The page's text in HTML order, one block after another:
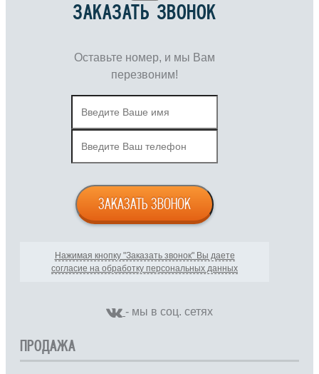
ЗАКАЗАТЬ ЗВОНОК
Оставьте номер, и мы Вам
перезвоним!
ЗАКАЗАТЬ ЗВОНОК
Нажимая кнопку "Заказать звонок" Вы даете
согласие на обработку персональных данных
- мы в соц. сетях
ПРОДАЖА